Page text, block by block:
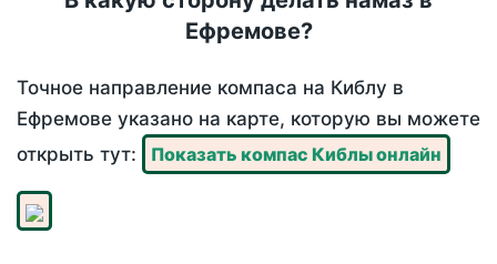
Ефремове?
Точное направление компаса на Киблу в
Ефремове указано на карте, которую вы можете
открыть тут:
Показать компас Киблы онлайн